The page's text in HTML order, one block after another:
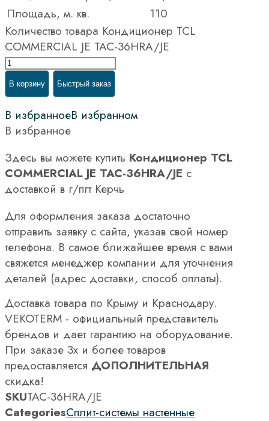
Площадь, м. кв.
110
Количество товара Кондиционер TCL
COMMERCIAL JE TAC-36HRA/JE
В корзину Быстрый заказ
В избранноеВ избранном
В избранное
Здесь вы можете купить Кондиционер TCL
COMMERCIAL JE TAC-36HRA/JE с
доставкой в г/пгт Керчь
Для оформления заказа достаточно
отправить заявку с сайта, указав свой номер
телефона. В самое ближайшее время с вами
свяжется менеджер компании для уточнения
деталей (адрес доставки, способ оплаты).
Доставка товара по Крыму и Краснодару.
VEKOTERM - официальный представитель
брендов и дает гарантию на оборудование.
При заказе 3х и более товаров
предоставляется ДОПОЛНИТЕЛЬНАЯ
скидка!
SKUTAC-36HRA/JE
CategoriesСплит-системы настенные